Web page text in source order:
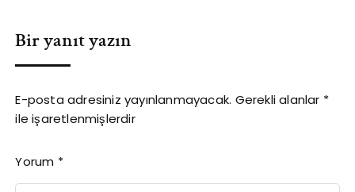
Bir yanıt yazın
E-posta adresiniz yayınlanmayacak. Gerekli alanlar *
ile işaretlenmişlerdir
Yorum *